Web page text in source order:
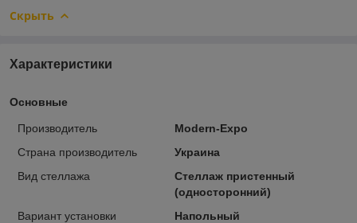
Скрыть
Характеристики
Основные
Производитель
Modern-Expo
Страна производитель
Украина
Вид стеллажа
Стеллаж пристенный
(односторонний)
Вариант установки
Напольный